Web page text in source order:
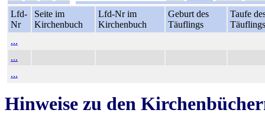
Lfd-
Nr
Seite im
Kirchenbuch
Lfd-Nr im
Kirchenbuch
Geburt des
Täuflings
Taufe
Täuflings
...
...
...
Hinweise zu den